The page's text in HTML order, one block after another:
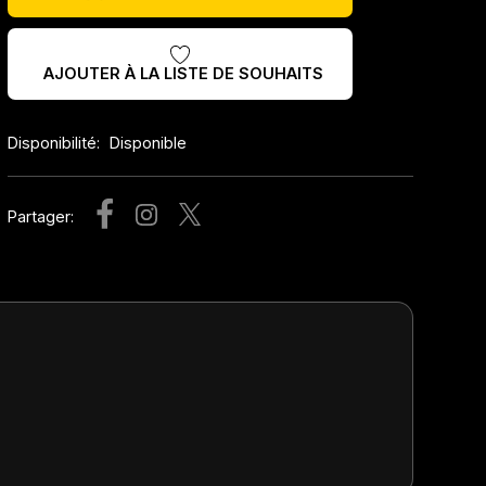
AJOUTER À LA LISTE DE SOUHAITS
Disponibilité: Disponible
Partager: